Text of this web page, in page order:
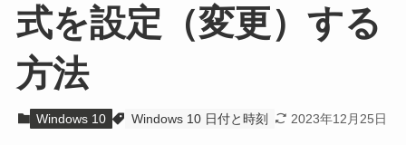
式を設定（変更）する
方法
Windows 10 Windows 10 日付と時刻 2023年12月25日